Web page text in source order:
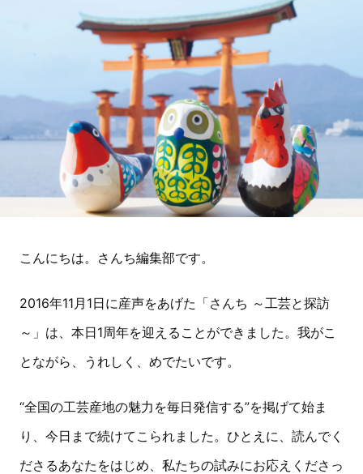
こんにちは。さんち編集部です。
2016年11月1日に産声をあげた「さんち ～工芸と探訪
～」は、本日1周年を迎えることができました。我がこ
とながら、うれしく、めでたいです。
“全国の工芸産地の魅力を毎日発信する”を掲げて始ま
り、今日まで続けてこられました。ひとえに、読んでく
ださるあなたをはじめ、私たちの試みにお応えくださっ